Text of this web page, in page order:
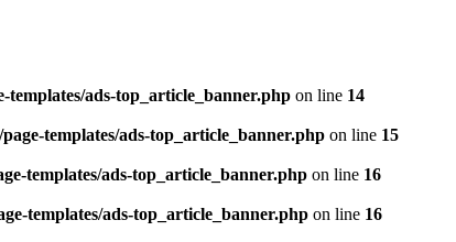
templates/ads-top_article_banner.php on line 14
templates/ads-top_article_banner.php on line 15
templates/ads-top_article_banner.php on line 16
templates/ads-top_article_banner.php on line 16